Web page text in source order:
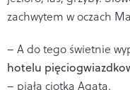
zachwytem w oczach
– A do tego świetnie
hotelu
– piała ciotka Agata.